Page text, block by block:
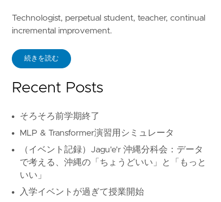
Technologist, perpetual student, teacher, continual
incremental improvement.
続きを読む
Recent Posts
そろそろ前学期終了
MLP & Transformer演習用シミュレータ
（イベント記録）Jagu'e'r 沖縄分科会：データ
で考える、沖縄の「ちょうどいい」と「もっと
いい」
入学イベントが過ぎて授業開始